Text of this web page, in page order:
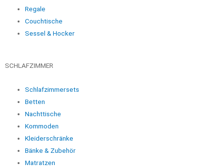
Regale
Couchtische
Sessel & Hocker
SCHLAFZIMMER
Schlafzimmersets
Betten
Nachttische
Kommoden
Kleiderschränke
Bänke & Zubehör
Matratzen